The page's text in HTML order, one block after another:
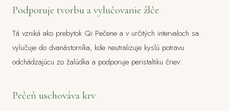
Podporuje tvorbu a vylučovanie žlče
Tá vzniká ako prebytok Qi Pečene a v určitých intervaloch sa
vylučuje do dvanástorníka, kde neutralizuje kyslú potravu
odchádzajúcu zo žalúdka a podporuje peristaltiku čriev.
Pečeň uschováva krv